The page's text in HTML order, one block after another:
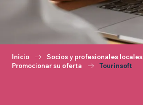
Inicio
Socios y profesionales locales
Promocionar su oferta
Tourinsoft